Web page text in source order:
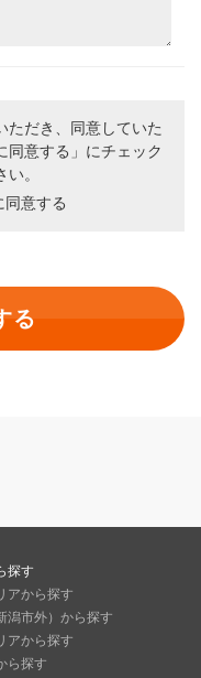
ただき、同意していた
同意する」にチェック
。
同意する
探す
アから探す
潟市外）から探す
アから探す
ら探す